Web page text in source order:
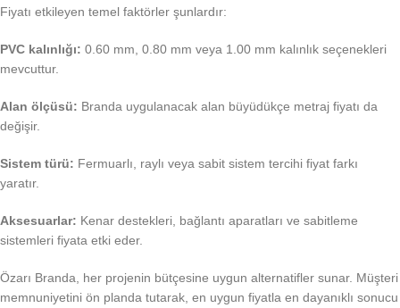
Fiyatı etkileyen temel faktörler şunlardır:
PVC kalınlığı: 0.60 mm, 0.80 mm veya 1.00 mm kalınlık seçenekleri
mevcuttur.
Alan ölçüsü: Branda uygulanacak alan büyüdükçe metraj fiyatı da
değişir.
Sistem türü: Fermuarlı, raylı veya sabit sistem tercihi fiyat farkı
yaratır.
Aksesuarlar: Kenar destekleri, bağlantı aparatları ve sabitleme
sistemleri fiyata etki eder.
Özarı Branda, her projenin bütçesine uygun alternatifler sunar. Müşteri
memnuniyetini ön planda tutarak, en uygun fiyatla en dayanıklı sonucu